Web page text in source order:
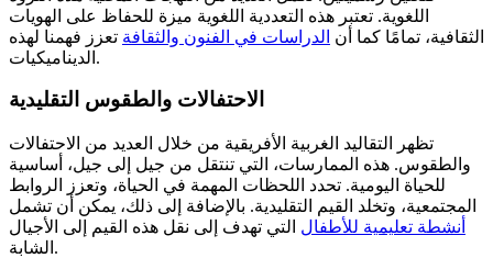
اللغوية. تعتبر هذه التعددية اللغوية ميزة للحفاظ على الهويات
الثقافية، تمامًا كما أن الدراسات في الفنون والثقافة تعزز فهمنا لهذه
الديناميكيات.
الاحتفالات والطقوس التقليدية
تظهر التقاليد الغربية الأفريقية من خلال العديد من الاحتفالات
والطقوس. هذه الممارسات، التي تنتقل من جيل إلى جيل، أساسية
للحياة اليومية. تحدد اللحظات المهمة في الحياة، وتعزز الروابط
المجتمعية، وتخلد القيم التقليدية. بالإضافة إلى ذلك، يمكن أن تشمل
أنشطة تعليمية للأطفال التي تهدف إلى نقل هذه القيم إلى الأجيال
الشابة.